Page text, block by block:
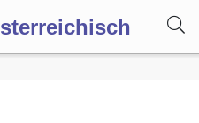
sterreichisch